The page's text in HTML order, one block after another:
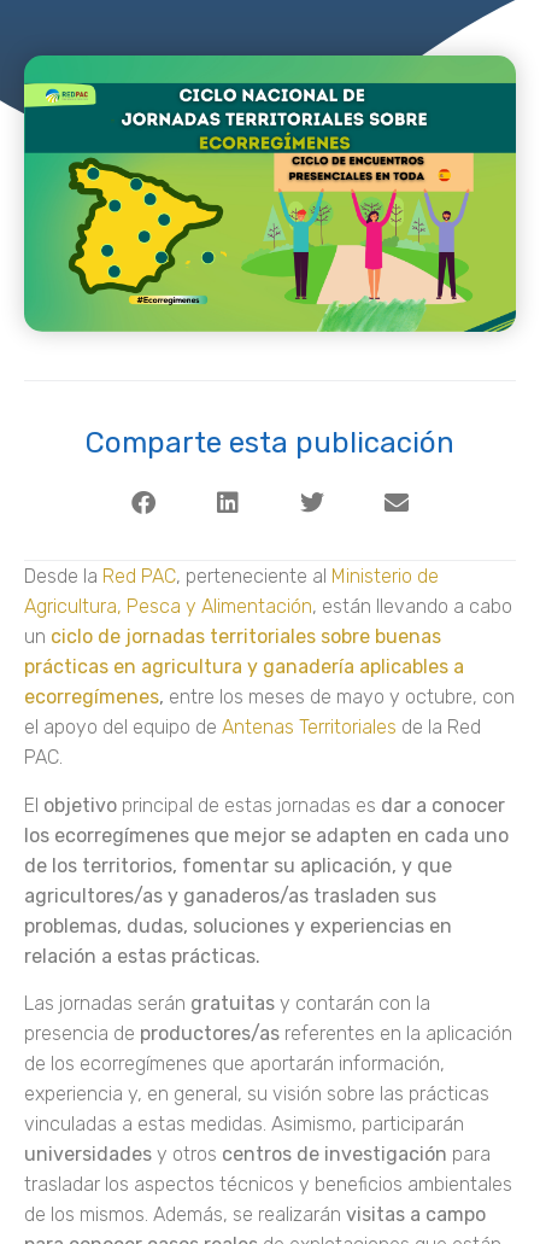
Comparte esta publicación
Desde la Red PAC, perteneciente al Ministerio de
Agricultura, Pesca y Alimentación, están llevando a cabo
un ciclo de jornadas territoriales sobre buenas
prácticas en agricultura y ganadería aplicables a
ecorregímenes, entre los meses de mayo y octubre, con
el apoyo del equipo de Antenas Territoriales de la Red
PAC.
El objetivo principal de estas jornadas es dar a conocer
los ecorregímenes que mejor se adapten en cada uno
de los territorios, fomentar su aplicación, y que
agricultores/as y ganaderos/as trasladen sus
problemas, dudas, soluciones y experiencias en
relación a estas prácticas.
Las jornadas serán gratuitas y contarán con la
presencia de productores/as referentes en la aplicación
de los ecorregímenes que aportarán información,
experiencia y, en general, su visión sobre las prácticas
vinculadas a estas medidas. Asimismo, participarán
universidades y otros centros de investigación para
trasladar los aspectos técnicos y beneficios ambientales
de los mismos. Además, se realizarán visitas a campo